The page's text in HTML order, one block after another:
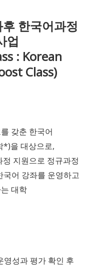
한국어과정
업
: Korean
Class)
갖춘 한국어
*)을 대상으로,
지원으로 정규과정
국어 강좌를 운영하고
대학
영성과 평가 확인 후